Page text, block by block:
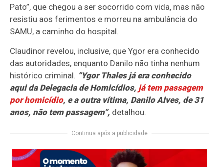
Pato”, que chegou a ser socorrido com vida, mas não
resistiu aos ferimentos e morreu na ambulância do
SAMU, a caminho do hospital.
Claudinor revelou, inclusive, que Ygor era conhecido
das autoridades, enquanto Danilo não tinha nenhum
histórico criminal. “Ygor Thales já era conhecido
aqui da Delegacia de Homicídios, já tem passagem
por homicídio, e a outra vítima, Danilo Alves, de 31
anos, não tem passagem”, detalhou.
Continua após a publicidade